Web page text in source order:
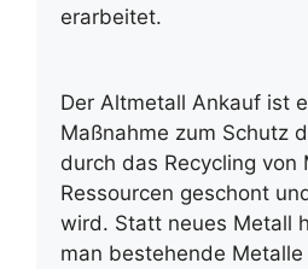
erarbeitet.
Der Altmetall Ankauf ist
Maßnahme zum Schutz
durch das Recycling von
Ressourcen geschont
wird. Statt neues Metall
man bestehende Metalle